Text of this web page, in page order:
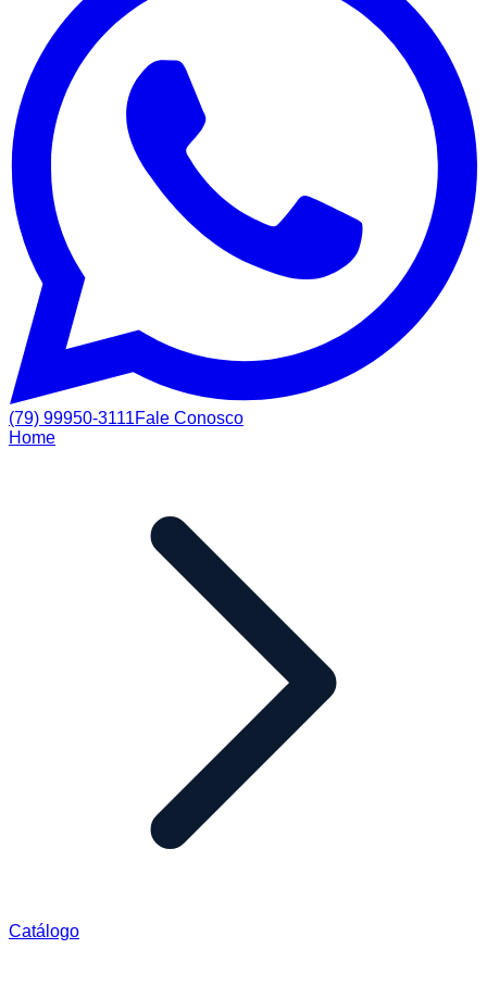
(79) 99950-3111Fale Conosco
Home
Catálogo